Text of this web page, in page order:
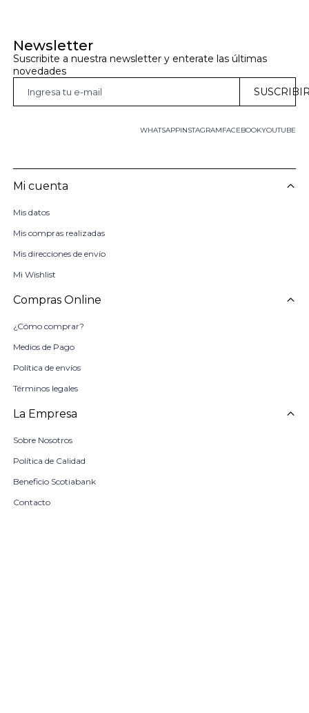
Newsletter
Suscribite a nuestra newsletter y enterate las últimas
novedades
WHATSAPP FACEBOOKYOUTUBE
INSTAGRAM
Mi cuenta
Mis datos
Mis compras realizadas
Mis direcciones de envío
Mi Wishlist
Compras Online
¿Cómo comprar?
Medios de Pago
Política de envíos
Términos legales
La Empresa
Sobre Nosotros
Política de Calidad
Beneficio Scotiabank
Contacto